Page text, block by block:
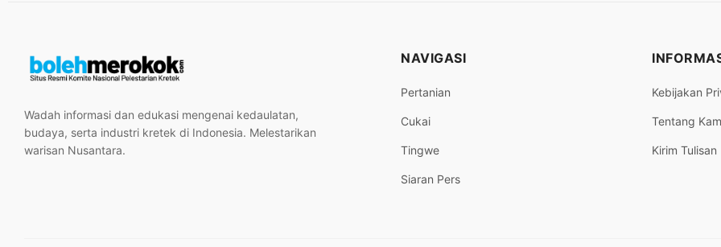
Wadah informasi dan edukasi mengenai kedaulatan,
budaya, serta industri kretek di Indonesia. Melestarikan
warisan Nusantara.
NAVIGASI
Pertanian
Cukai
Tingwe
Siaran Pers
Kebijakan
Tentang
Kirim Tulisan